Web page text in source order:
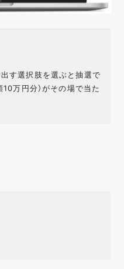
す選択肢を選ぶと抽選で
万円分）がその場で当た